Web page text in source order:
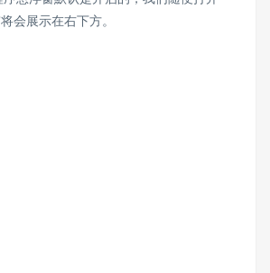
会展示在右下方。